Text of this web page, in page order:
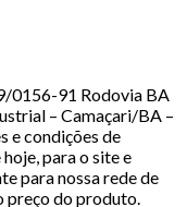
0156-91 Rodovia BA
– Camaçari/BA –
e condições de
para o site e
para nossa rede de
preço do produto.